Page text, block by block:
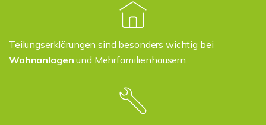
Teilungserklärungen sind besonders wichtig bei
Wohnanlagen und Mehrfamilienhäusern.